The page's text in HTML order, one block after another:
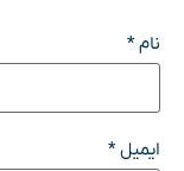
نام*
ایمیل*